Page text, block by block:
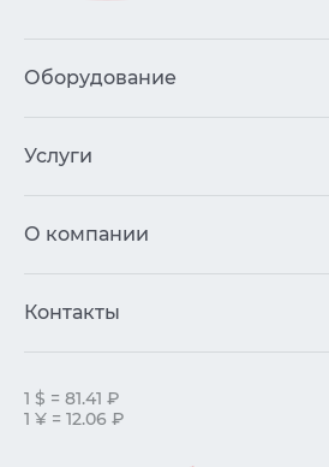
Оборудование
Услуги
О компании
Контакты
1 $ = 81.41 ₽
1 ¥ = 12.06 ₽